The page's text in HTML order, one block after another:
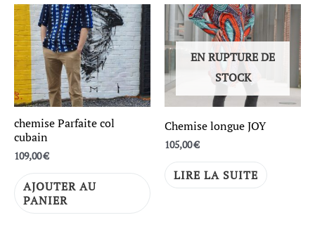
chemise Parfaite col
cubain
109,00€
AJOUTER AU
PANIER
EN RUPTURE DE
STOCK
Chemise longue JOY
105,00€
LIRE LA SUITE